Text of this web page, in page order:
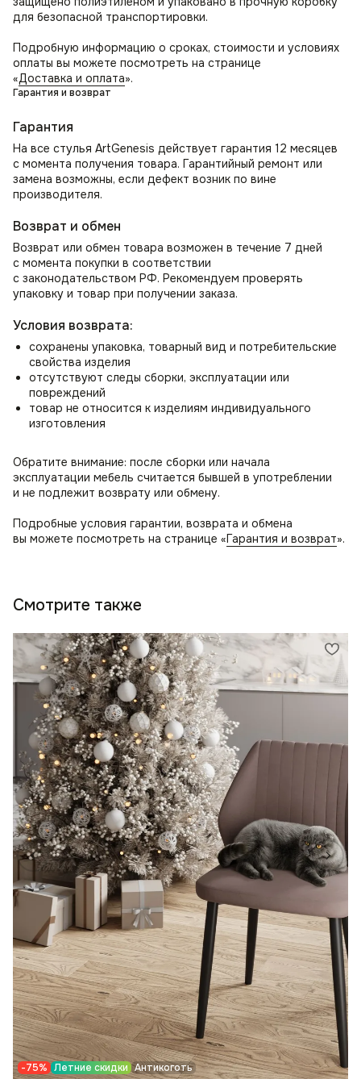
красоты и современности в оформление интерьера
на кухню и дополнением к обеденному столу, в том числе
для кафе и ресторанов. Организуйте удобное место для
отдыха с помощью стула в гостиную.
просмотра новостей или использоваться как стул для
туалетного столика. Прекрасно впишется в зал или
прихожую как элемент декора и место ожидания.
В комнате школьника или студента создаст уютную
атмосферу для учебы и занятий, работы над проектами.
В офисе отлично смотрится как кресло для переговорных,
для безопасной транспортировки.
Подробную информацию о сроках, стоимости и условиях
оплаты вы можете посмотреть на странице
«Доставка и оплата».
Гарантия и возврат
Гарантия
На все стулья ArtGenesis действует гарантия 12 месяцев
с момента получения товара. Гарантийный ремонт или
замена возможны, если дефект возник по вине
производителя.
Возврат и обмен
Возврат или обмен товара возможен в течение 7 дней
с момента покупки в соответствии
с законодательством РФ. Рекомендуем проверять
упаковку и товар при получении заказа.
Условия возврата:
сохранены упаковка, товарный вид и потребительские
свойства изделия
отсутствуют следы сборки, эксплуатации или
повреждений
товар не относится к изделиям индивидуального
изготовления
Обратите внимание: после сборки или начала
эксплуатации мебель считается бывшей в употреблении
и не подлежит возврату или обмену.
Подробные условия гарантии, возврата и обмена
вы можете посмотреть на странице «Гарантия и возврат».
Смотрите также
-75% Летние скидки Антикоготь